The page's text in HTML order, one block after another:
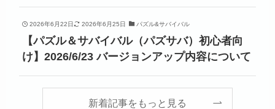
2026年6月22日 2026年6月25日 パズル&サバイバル
【パズル＆サバイバル（パズサバ）初心者向
け】2026/6/23 バージョンアップ内容について
新着記事をもっと見る